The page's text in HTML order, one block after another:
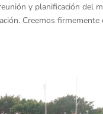
y planificación del
Creemos firmemente